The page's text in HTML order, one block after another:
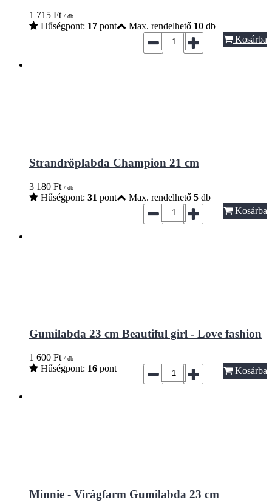
1 715 Ft / db
Hűségpont: 17 pont Max. rendelhető 10 db
Kosárba
Strandröplabda Champion 21 cm
3 180 Ft / db
Hűségpont: 31 pont Max. rendelhető 5 db
Kosárba
Gumilabda 23 cm Beautiful girl - Love fashion
1 600 Ft / db
Hűségpont: 16 pont Kosárba
Minnie - Virágfarm Gumilabda 23 cm